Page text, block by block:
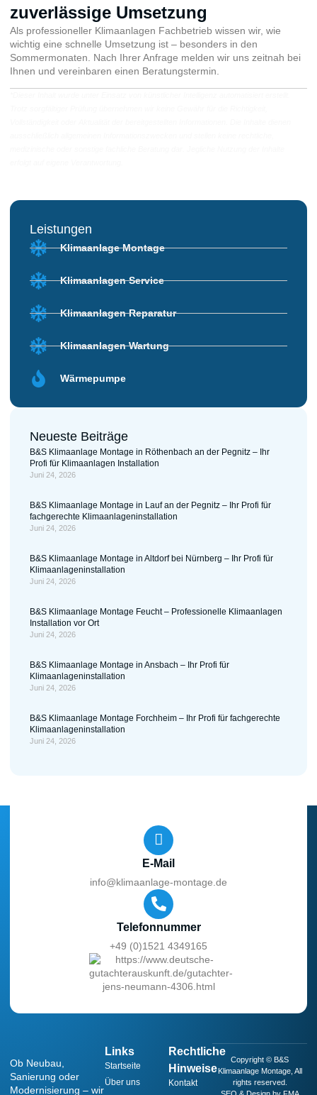
zuverlässige Umsetzung
Als professioneller Klimaanlagen Fachbetrieb wissen wir, wie
wichtig eine schnelle Umsetzung ist – besonders in den
Sommermonaten. Nach Ihrer Anfrage melden wir uns zeitnah bei
Ihnen und vereinbaren einen Beratungstermin.
Leistungen
Klimaanlage Montage
Klimaanlagen Service
Klimaanlagen Reparatur
Klimaanlagen Wartung
Wärmepumpe
Neueste Beiträge
B&S Klimaanlage Montage in Röthenbach an der Pegnitz – Ihr
Profi für Klimaanlagen Installation
Juni 24, 2026
B&S Klimaanlage Montage in Lauf an der Pegnitz – Ihr Profi für
fachgerechte Klimaanlageninstallation
Juni 24, 2026
B&S Klimaanlage Montage in Altdorf bei Nürnberg – Ihr Profi für
Klimaanlageninstallation
Juni 24, 2026
B&S Klimaanlage Montage Feucht – Professionelle Klimaanlagen
Installation vor Ort
Juni 24, 2026
B&S Klimaanlage Montage in Ansbach – Ihr Profi für
Klimaanlageninstallation
Juni 24, 2026
B&S Klimaanlage Montage Forchheim – Ihr Profi für fachgerechte
Klimaanlageninstallation
Juni 24, 2026
Ob Neubau,
Sanierung oder
Modernisierung – wir
Links
Startseite
Über uns
Rechtliche
Hinweise
Kontakt
Copyright © B&S
Klimaanlage Montage, All
rights reserved.
E-Mail
info@klimaanlage-montage.de
Telefonnummer
+49 (0)1521 4349165